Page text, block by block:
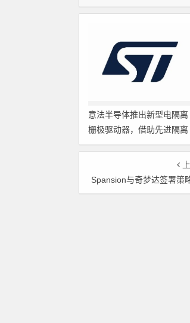
意法半导体推出新型电隔离
栅极驱动器，借助先进隔离
技术简化电源设计
Spansion与奇梦达签署策略供应